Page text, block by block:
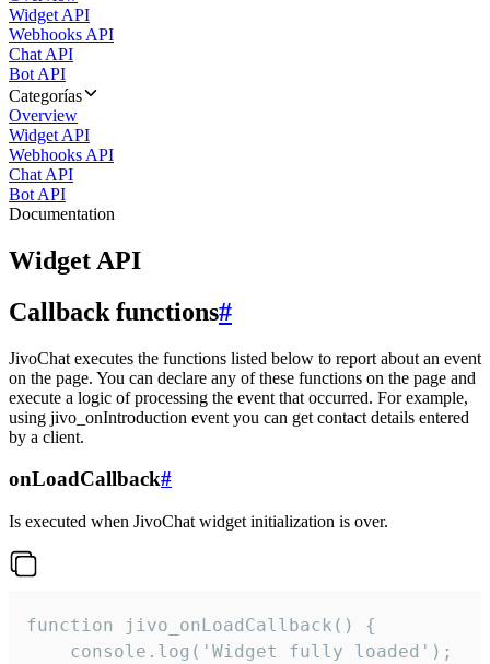
Widget API
Webhooks API
Chat API
Bot API
Categorías
Overview
Widget API
Webhooks API
Chat API
Bot API
Documentation
Widget API
Callback functions#
JivoChat executes the functions listed below to report about an event
on the page. You can declare any of these functions on the page and
execute a logic of processing the event that occurred. For example,
using jivo_onIntroduction event you can get contact details entered
by a client.
onLoadCallback#
Is executed when JivoChat widget initialization is over.
function jivo_onLoadCallback() {
    console.log('Widget fully loaded');